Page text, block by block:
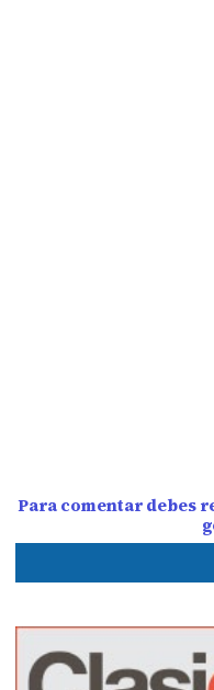
Para comentar debes